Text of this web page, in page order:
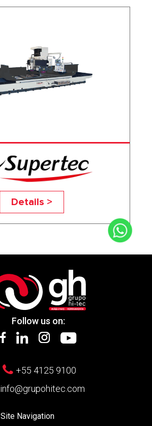
OA-32100-3A
Details >
Follow us on:
+55 4125 9100
info@grupohitec.com
Site Navigation